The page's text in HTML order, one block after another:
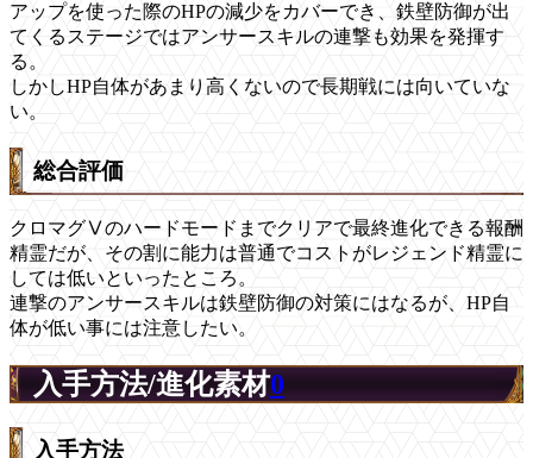
アップを使った際のHPの減少をカバーでき、鉄壁防御が出
てくるステージではアンサースキルの連撃も効果を発揮す
る。
しかしHP自体があまり高くないので長期戦には向いていな
い。
総合評価
クロマグⅤのハードモードまでクリアで最終進化できる報酬
精霊だが、その割に能力は普通でコストがレジェンド精霊に
しては低いといったところ。
連撃のアンサースキルは鉄壁防御の対策にはなるが、HP自
体が低い事には注意したい。
入手方法/進化素材0
入手方法